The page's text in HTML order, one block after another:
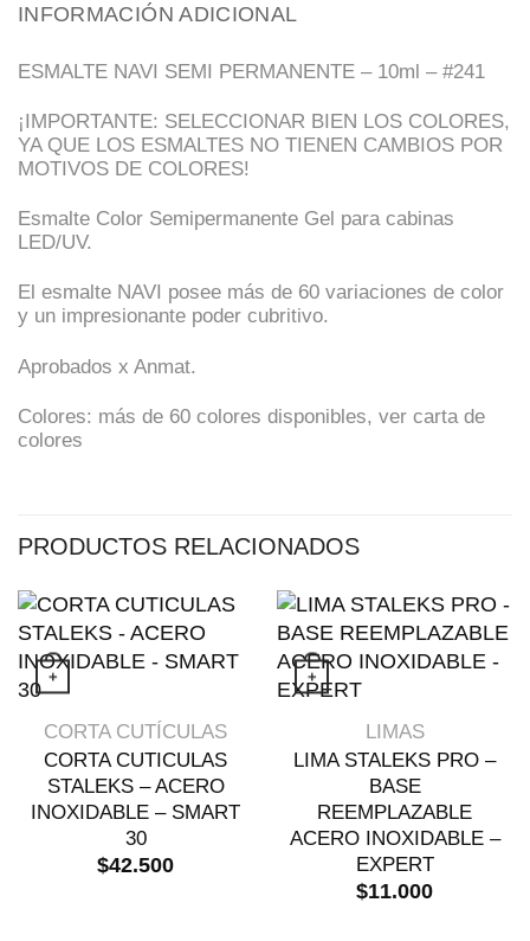
INFORMACIÓN ADICIONAL
ESMALTE NAVI SEMI PERMANENTE – 10ml – #241
¡IMPORTANTE: SELECCIONAR BIEN LOS COLORES,
YA QUE LOS ESMALTES NO TIENEN CAMBIOS POR
MOTIVOS DE COLORES!
Esmalte Color Semipermanente Gel para cabinas
LED/UV.
El esmalte NAVI posee más de 60 variaciones de color
y un impresionante poder cubritivo.
Aprobados x Anmat.
Colores: más de 60 colores disponibles, ver carta de
colores
PRODUCTOS RELACIONADOS
+
Este producto tiene múltiples variantes.
VISTA RÁPIDA
CORTA CUTÍCULAS
CORTA CUTICULAS
STALEKS – ACERO
INOXIDABLE – SMART
30
$42.500
+
VISTA RÁPIDA
LIMAS
LIMA STALEKS PRO –
BASE
REEMPLAZABLE
ACERO INOXIDABLE –
EXPERT
$11.000